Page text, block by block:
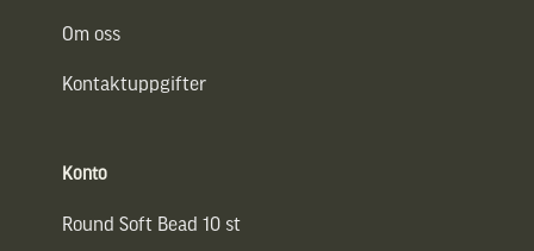
Om oss
Kontaktuppgifter
Konto
Round Soft Bead 10 st